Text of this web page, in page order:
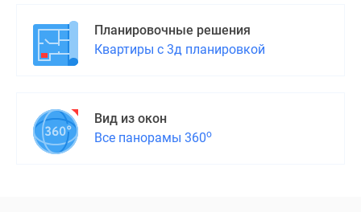
Планировочные решения
Квартиры с 3д планировкой
Вид из окон
Все панорамы 360о